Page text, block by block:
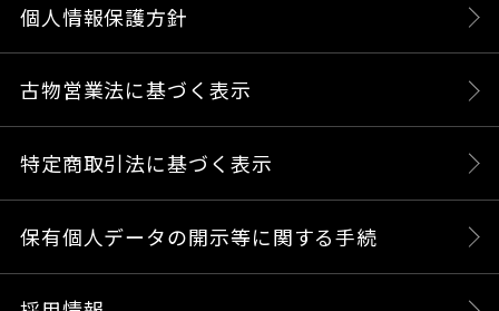
個人情報保護方針
古物営業法に基づく表示
特定商取引法に基づく表示
保有個人データの開示等に関する手続